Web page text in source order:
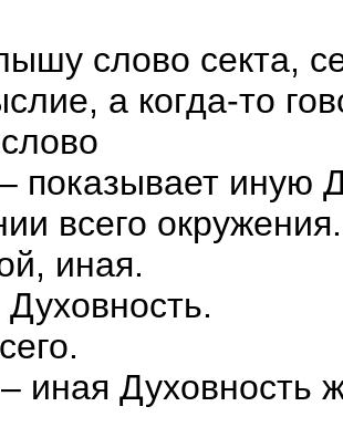
слово секта,
а когда-то
иную
всего окружения.
иная.
Духовность